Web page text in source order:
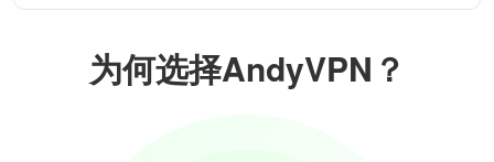
为何选择AndyVPN？